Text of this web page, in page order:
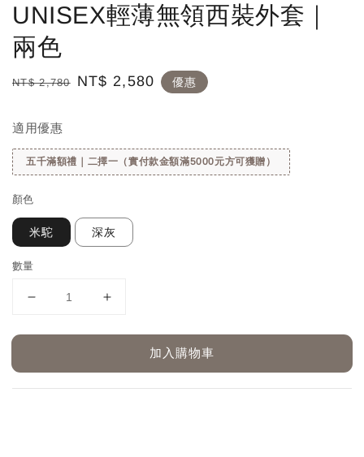
UNISEX輕薄無領西裝外套｜
兩色
Regular
NT$ 2,780
Sale
NT$ 2,580 優惠
適用優惠
五千滿額禮｜二擇一（實付款金額滿5000元方可獲贈）
顏色
米駝 深灰
數量
加入購物車